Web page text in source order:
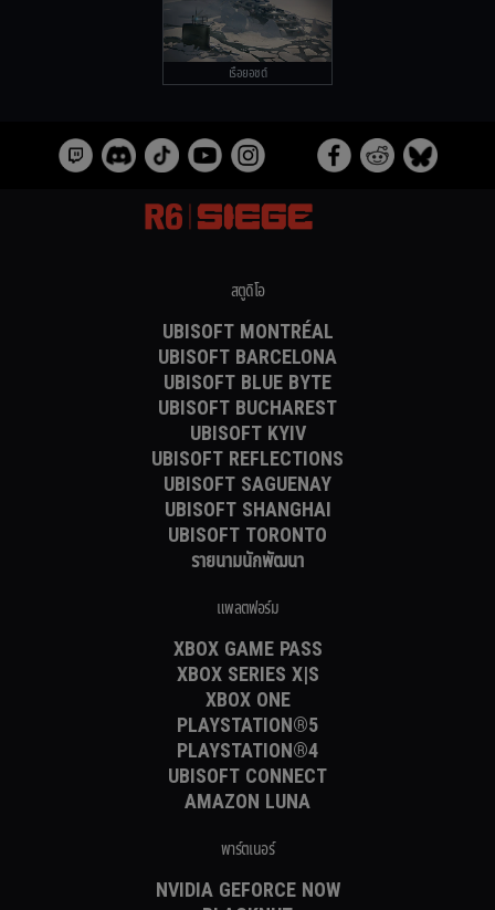
เรือยอชต์
สตูดิโอ
UBISOFT MONTRÉAL
UBISOFT BARCELONA
UBISOFT BLUE BYTE
UBISOFT BUCHAREST
UBISOFT KYIV
UBISOFT REFLECTIONS
UBISOFT SAGUENAY
UBISOFT SHANGHAI
UBISOFT TORONTO
รายนามนักพัฒนา
แพลตฟอร์ม
XBOX GAME PASS
XBOX SERIES X|S
XBOX ONE
PLAYSTATION®5
PLAYSTATION®4
UBISOFT CONNECT
AMAZON LUNA
พาร์ตเนอร์
NVIDIA GEFORCE NOW